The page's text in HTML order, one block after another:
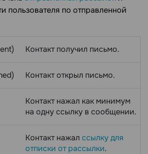
пользователя по отправленной
Контакт получил письмо.
Контакт открыл письмо.
Контакт нажал как минимум
на одну ссылку в сообщении.
Контакт нажал ссылку для
отписки от рассылки.